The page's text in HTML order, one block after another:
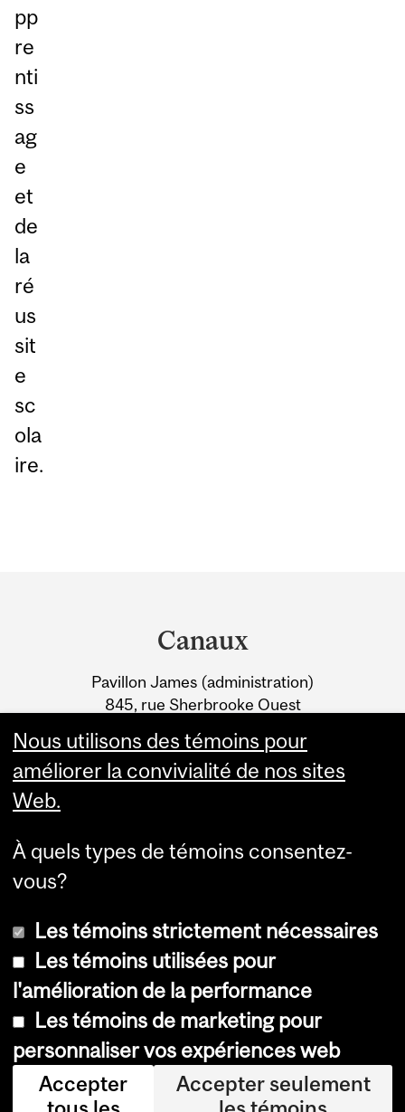
pp
re
nti
ss
ag
e
et
de
la
ré
us
sit
e
sc
ola
ire.
Information
Canaux
Pavillon James (administration)
845, rue Sherbrooke Ouest
© Université McGill, 2026
Accessibilité
Avis sur les témoins
Paramètres des témoins
Nous utilisons des témoins pour
améliorer la convivialité de nos sites
Web.
À quels types de témoins consentez-
vous?
Les témoins strictement nécessaires
Les témoins utilisées pour
l'amélioration de la performance
Les témoins de marketing pour
personnaliser vos expériences web
Accepter
Accepter seulement